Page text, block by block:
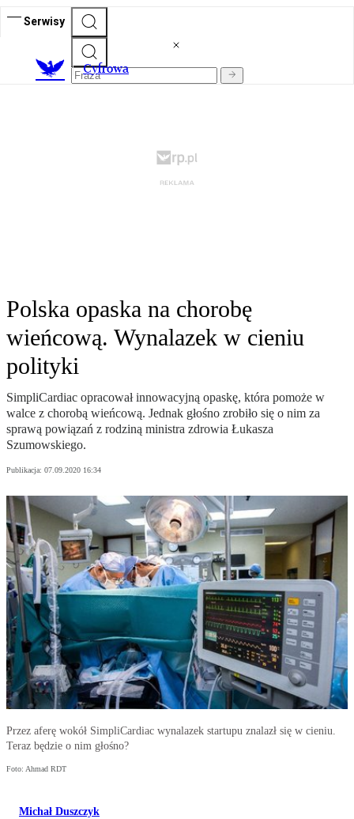
Serwisy
Cyfrowa
Polska opaska na chorobę
wieńcową. Wynalazek w cieniu
polityki
SimpliCardiac opracował innowacyjną opaskę, która pomoże w
walce z chorobą wieńcową. Jednak głośno zrobiło się o nim za
sprawą powiązań z rodziną ministra zdrowia Łukasza
Szumowskiego.
Publikacja: 07.09.2020 16:34
Przez aferę wokół SimpliCardiac wynalazek startupu znalazł się w cieniu.
Teraz będzie o nim głośno?
Foto: Ahmad RDT
Michał Duszczyk